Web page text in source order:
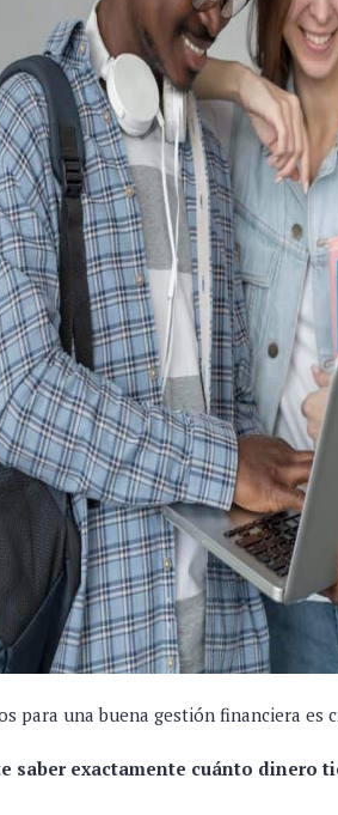
para una buena gestión financiera
saber exactamente cuánto dinero